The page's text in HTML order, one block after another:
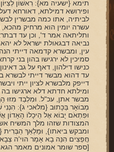
תימא {ישעיה מא}: רִאשׁוֹן
ופירושא דמילתא, דאורחא
לביתיה, אתו כמה מבשרין
עשרה יומין הוא מרחיק
ותליתאה אמר ד', וכן עד
נביאה דבגאולת ישראל לא
עין, ומבשרא קדמאה דייתי
סמיכין לא ירגישו בהון בני
כנישו דילהון, דאף על גב
עד דהוא מבשר דייתי לבשרא
דייפק מלבשרא לציון ייתי
ומילתא חדתא דלא ארגישו
מבשר אתן, עכ"ל.‏ וּמִלְבַד מִזּוּ
מְבוֹאָר בַּכָּתוּב {מלאכי ג}: הִנְנִי
וּפִתְאֹם יָבוֹא אֶל הֵיכָלוֹ
המצודות שזהו מלך המשיח
ומבקש ביאתו}, וּמַלְאַךְ
חֲפֵצִים הִנֵּה בָא אָמַר הוי'ה
[ספר שומר אמונים מאמר